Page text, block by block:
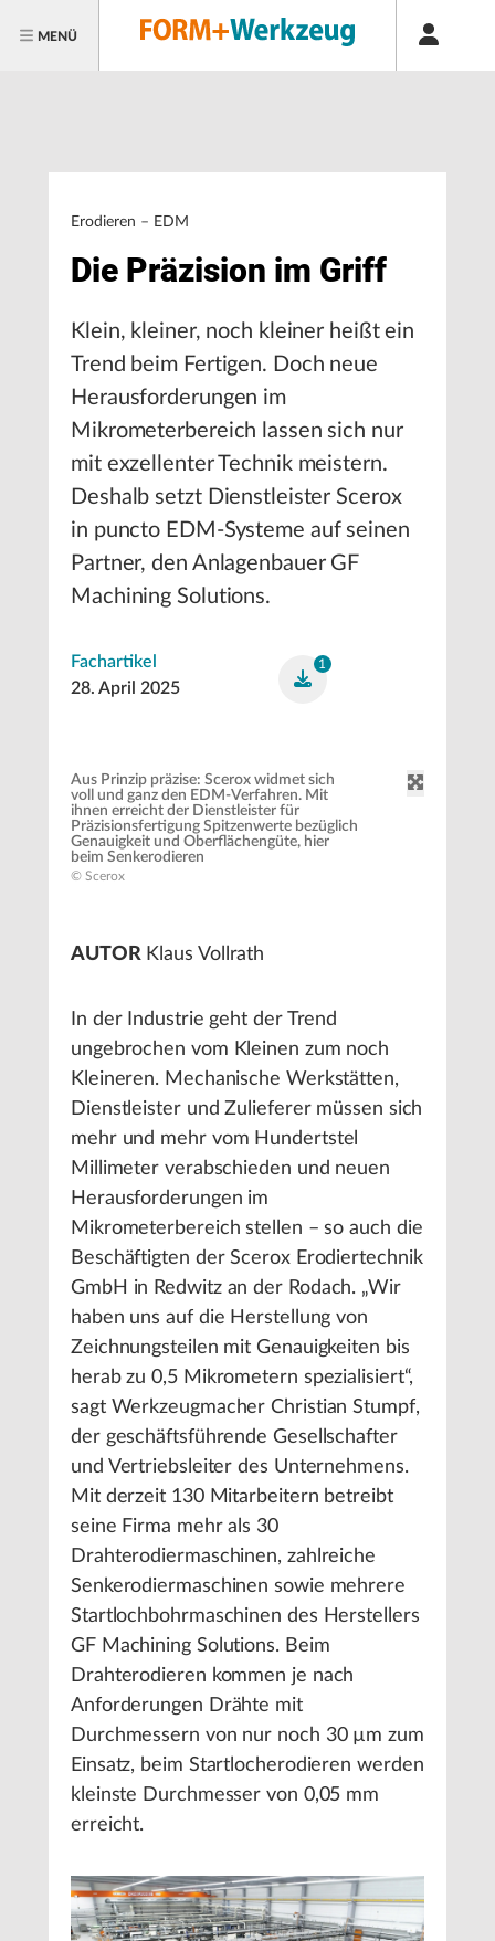
MENÜ
Erodieren – EDM
Die Präzision im Griff
Klein, kleiner, noch kleiner heißt ein
Trend beim Fertigen. Doch neue
Herausforderungen im
Mikrometerbereich lassen sich nur
mit exzellenter Technik meistern.
Deshalb setzt Dienstleister Scerox
in puncto EDM-Systeme auf seinen
Partner, den Anlagenbauer GF
Machining Solutions.
Fachartikel
28. April 2025
1
Aus Prinzip präzise: Scerox widmet sich
voll und ganz den EDM-Verfahren. Mit
ihnen erreicht der Dienstleister für
Präzisionsfertigung Spitzenwerte bezüglich
Genauigkeit und Oberflächengüte, hier
beim Senkerodieren
© Scerox
AUTORKlaus Vollrath
In der Industrie geht der Trend
ungebrochen vom Kleinen zum noch
Kleineren. Mechanische Werkstätten,
Dienstleister und Zulieferer müssen sich
mehr und mehr vom Hundertstel
Millimeter verabschieden und neuen
Herausforderungen im
Mikrometerbereich stellen – so auch die
Beschäftigten der Scerox Erodiertechnik
GmbH in Redwitz an der Rodach. „Wir
haben uns auf die Herstellung von
Zeichnungsteilen mit Genauigkeiten bis
herab zu 0,5 Mikrometern spezialisiert“,
sagt Werkzeugmacher Christian Stumpf,
der geschäftsführende Gesellschafter
und Vertriebsleiter des Unternehmens.
Mit derzeit 130 Mitarbeitern betreibt
seine Firma mehr als 30
Drahterodiermaschinen, zahlreiche
Senkerodiermaschinen sowie mehrere
Startlochbohrmaschinen des Herstellers
GF Machining Solutions. Beim
Drahterodieren kommen je nach
Anforderungen Drähte mit
Durchmessern von nur noch 30 µm zum
Einsatz, beim Startlocherodieren werden
kleinste Durchmesser von 0,05 mm
erreicht.